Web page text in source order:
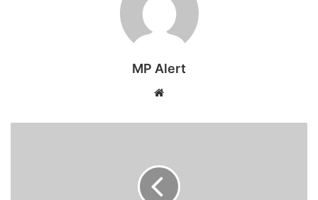
MP Alert
Website